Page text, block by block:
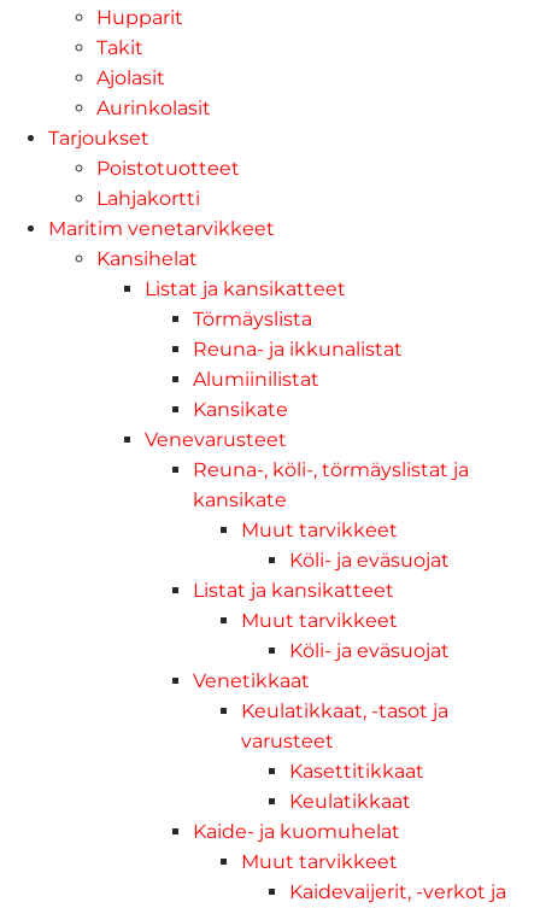
Hupparit
Takit
Ajolasit
Aurinkolasit
Tarjoukset
Poistotuotteet
Lahjakortti
Maritim venetarvikkeet
Kansihelat
Listat ja kansikatteet
Törmäyslista
Reuna- ja ikkunalistat
Alumiinilistat
Kansikate
Venevarusteet
Reuna-, köli-, törmäyslistat ja
kansikate
Muut tarvikkeet
Köli- ja eväsuojat
Listat ja kansikatteet
Muut tarvikkeet
Köli- ja eväsuojat
Venetikkaat
Keulatikkaat, -tasot ja
varusteet
Kasettitikkaat
Keulatikkaat
Kaide- ja kuomuhelat
Muut tarvikkeet
Kaidevaijerit, -verkot ja